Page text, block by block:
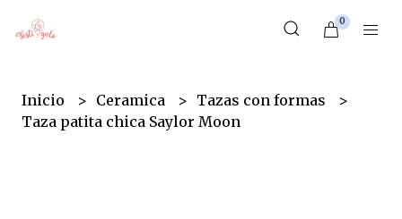
0
Inicio Ceramica
Tazas con formas
Taza patita chica Saylor Moon